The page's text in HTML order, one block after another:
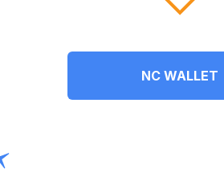
NC WALLET